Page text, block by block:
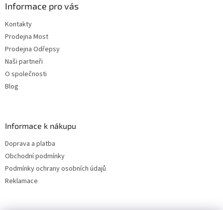
Informace pro vás
Kontakty
Prodejna Most
Prodejna Odřepsy
Naši partneři
O společnosti
Blog
Informace k nákupu
Doprava a platba
Obchodní podmínky
Podmínky ochrany osobních údajů
Reklamace